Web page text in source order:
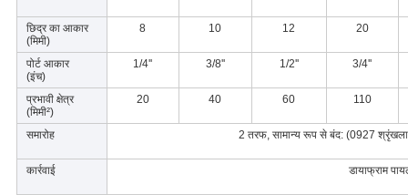
छिद्र का आकार
(मिमी)
8 10 12 20
पोर्ट आकार
(इंच)
1/4'' 3/8'' 1/2'' 3/4''
प्रभावी क्षेत्र
(मिमी²)
20 40 60 110
समारोह 2 तरफ, सामान्य रूप से बंद: (0927
कार्रवाई डायाफ्राम